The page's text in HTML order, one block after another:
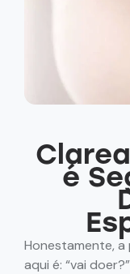
é
Honestamente,
aqui é: “vai